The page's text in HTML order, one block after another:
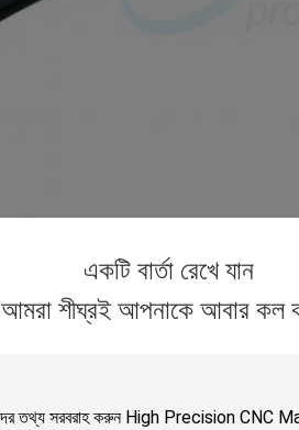
একটি বার্তা রেখে যান
আমরা শীঘ্রই আপনাকে আবার কল